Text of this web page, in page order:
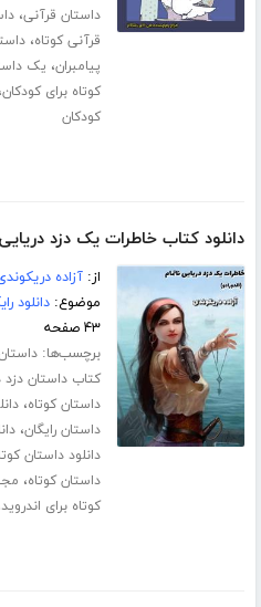
داستان قرآنی،
قرآنی کوتاه،
پیامبران، یک
کوتاه برای کودکان
کودکان
دانلود کتاب خاطرات یک دزد دریایی
از:آزاده
موضوع:دانلود
۴۳ صفحه
برچسب‌ها:
کتاب داستان دزد
داستان کوتاه،
داستان رایگان،
دانلود داستان
داستان کوتاه،
کوتاه برای اندروید